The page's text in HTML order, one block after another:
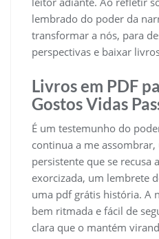
lembrado do poder da
transformar a nós, para
perspectivas e baixar
Livros em PDF
Gostos Vidas
É um testemunho do
continua a me assombrar,
persistente que se recusa
exorcizada, um lembrete
uma pdf grátis história. A
bem ritmada e fácil de
clara que o mantém